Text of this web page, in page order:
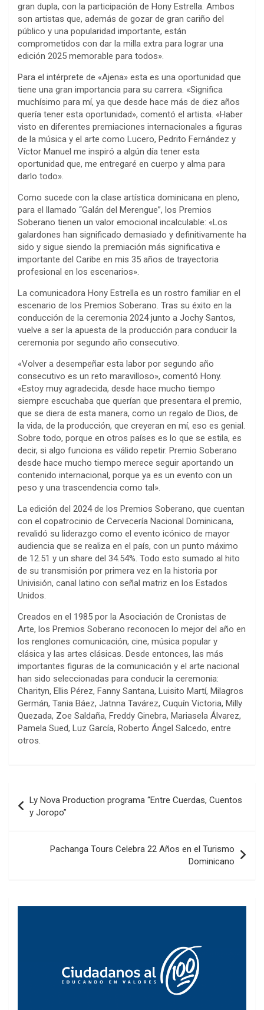
gran dupla, con la participación de Hony Estrella. Ambos
son artistas que, además de gozar de gran cariño del
público y una popularidad importante, están
comprometidos con dar la milla extra para lograr una
edición 2025 memorable para todos».
Para el intérprete de «Ajena» esta es una oportunidad que
tiene una gran importancia para su carrera. «Significa
muchísimo para mí, ya que desde hace más de diez años
quería tener esta oportunidad», comentó el artista. «Haber
visto en diferentes premiaciones internacionales a figuras
de la música y el arte como Lucero, Pedrito Fernández y
Víctor Manuel me inspiró a algún día tener esta
oportunidad que, me entregaré en cuerpo y alma para
darlo todo».
Como sucede con la clase artística dominicana en pleno,
para el llamado “Galán del Merengue”, los Premios
Soberano tienen un valor emocional incalculable: «Los
galardones han significado demasiado y definitivamente ha
sido y sigue siendo la premiación más significativa e
importante del Caribe en mis 35 años de trayectoria
profesional en los escenarios».
La comunicadora Hony Estrella es un rostro familiar en el
escenario de los Premios Soberano. Tras su éxito en la
conducción de la ceremonia 2024 junto a Jochy Santos,
vuelve a ser la apuesta de la producción para conducir la
ceremonia por segundo año consecutivo.
«Volver a desempeñar esta labor por segundo año
consecutivo es un reto maravilloso», comentó Hony.
«Estoy muy agradecida, desde hace mucho tiempo
siempre escuchaba que querían que presentara el premio,
que se diera de esta manera, como un regalo de Dios, de
la vida, de la producción, que creyeran en mí, eso es genial.
Sobre todo, porque en otros países es lo que se estila, es
decir, si algo funciona es válido repetir. Premio Soberano
desde hace mucho tiempo merece seguir aportando un
contenido internacional, porque ya es un evento con un
peso y una trascendencia como tal».
La edición del 2024 de los Premios Soberano, que cuentan
con el copatrocinio de Cervecería Nacional Dominicana,
revalidó su liderazgo como el evento icónico de mayor
audiencia que se realiza en el país, con un punto máximo
de 12.51 y un share del 34.54%. Todo esto sumado al hito
de su transmisión por primera vez en la historia por
Univisión, canal latino con señal matriz en los Estados
Unidos.
Creados en el 1985 por la Asociación de Cronistas de
Arte, los Premios Soberano reconocen lo mejor del año en
los renglones comunicación, cine, música popular y
clásica y las artes clásicas. Desde entonces, las más
importantes figuras de la comunicación y el arte nacional
han sido seleccionadas para conducir la ceremonia:
Charityn, Ellis Pérez, Fanny Santana, Luisito Martí, Milagros
Germán, Tania Báez, Jatnna Tavárez, Cuquín Victoria, Milly
Quezada, Zoe Saldaña, Freddy Ginebra, Mariasela Álvarez,
Pamela Sued, Luz García, Roberto Ángel Salcedo, entre
otros.
de
entradas
Ly Nova Production programa “Entre Cuerdas, Cuentos
y Joropo”
Pachanga Tours Celebra 22 Años en el Turismo
Dominicano